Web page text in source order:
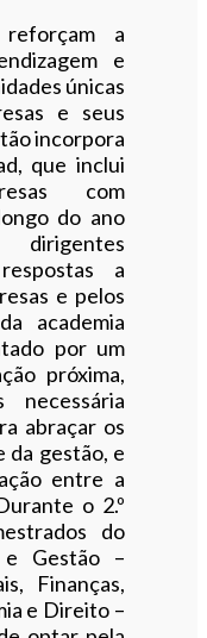
a
e
únicas
e seus
incorpora
que inclui
com
do ano
a
e pelos
academia
por um
próxima,
abraçar os
da gestão, e
entre a
o 2.º
do
e Gestão –
Finanças,
e Direito –